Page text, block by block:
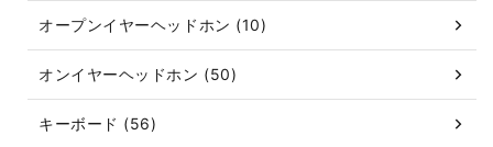
オープンイヤーヘッドホン (10)
オンイヤーヘッドホン (50)
キーボード (56)